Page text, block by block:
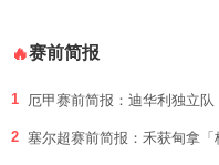
🔥赛前简报
1 厄甲赛前简报：迪华利独立
2 塞尔超赛前简报：禾获甸拿「